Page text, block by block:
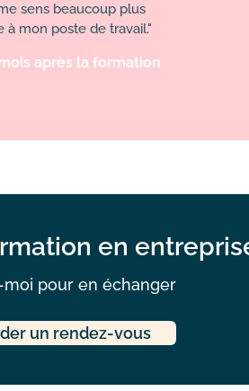
sens beaucoup plus
à mon poste de travail."
après la formation
en
pour en échanger
un rendez-vous